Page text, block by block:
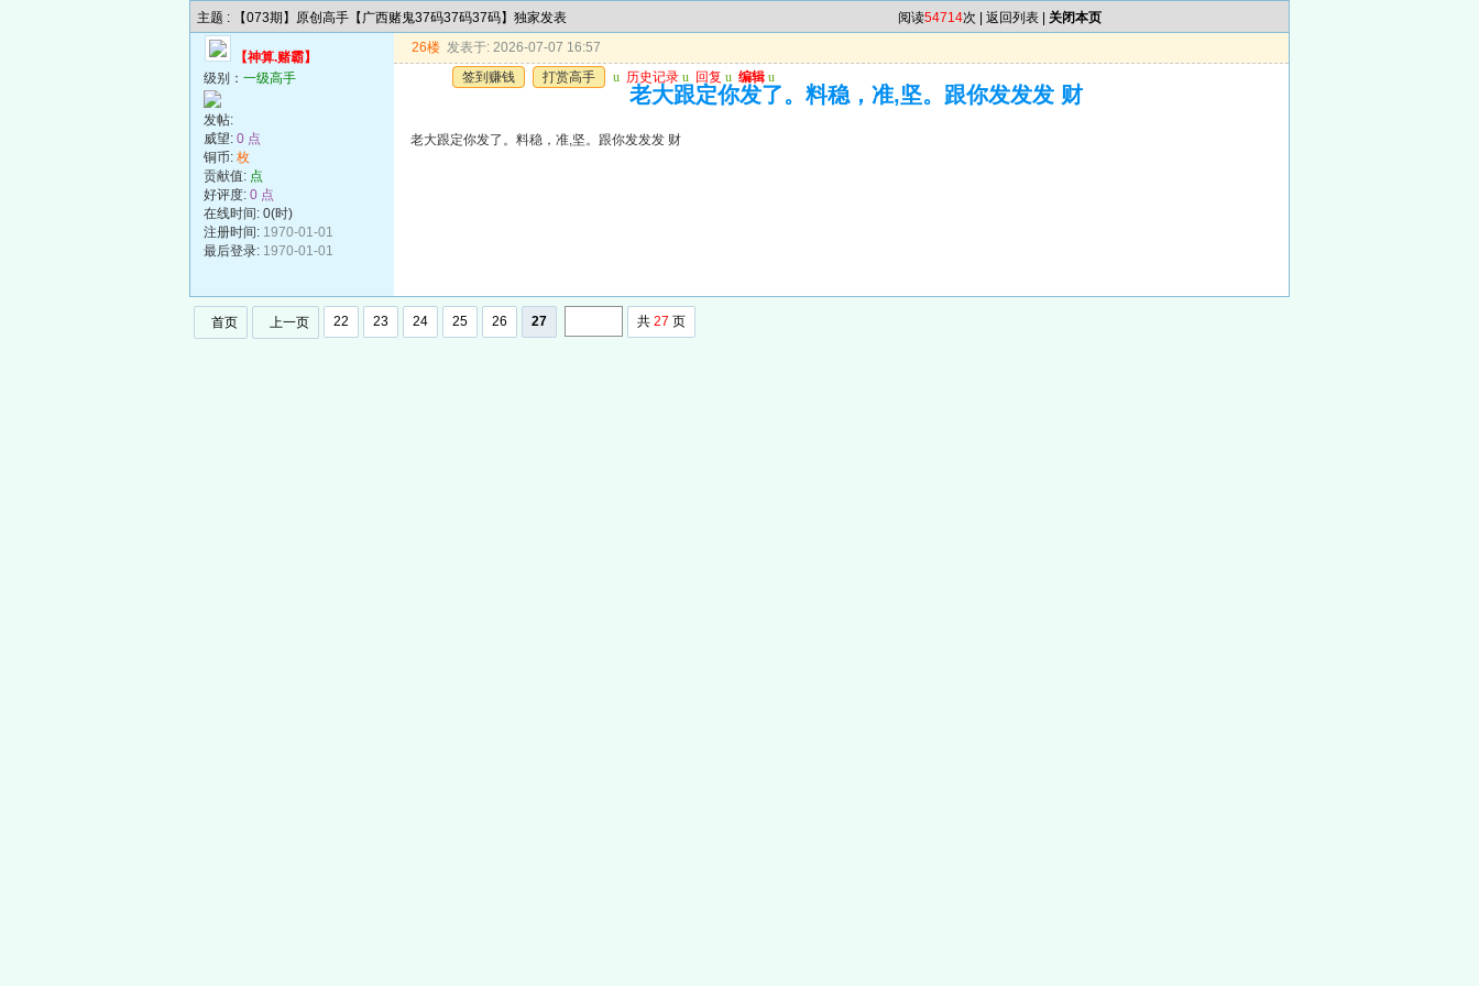
主题 : 【073期】原创高手【广西赌鬼37码37码37码】独家发表 阅读54714次 | 返回列表 关闭本页
【神算.赌霸】
级别： 一级高手
发帖:
威望: 0 点
铜币: 枚
贡献值: 点
好评度: 0 点
在线时间: 0(时)
注册时间: 1970-01-01
最后登录: 1970-01-01
26楼 发表于: 2026-07-07 16:57
签到赚钱
打赏高手 u 历史记录 u 回复 u 编辑 u
老大跟定你发了。料稳，准,坚。跟你发发发 财
老大跟定你发了。料稳，准,坚。跟你发发发 财
首页 上一页 22 23 24 25 26 27 共 27 页